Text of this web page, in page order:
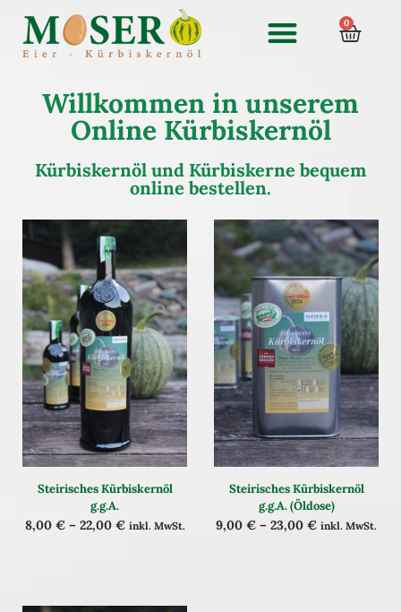
0
Willkommen in unserem
Online Kürbiskernöl
Kürbiskernöl und Kürbiskerne bequem
online bestellen.
Steirisches Kürbiskernöl
g.g.A.
8,00 €– 22,00 € inkl. MwSt.
Steirisches Kürbiskernöl
g.g.A. (Öldose)
9,00 € – 23,00 € inkl. MwSt.